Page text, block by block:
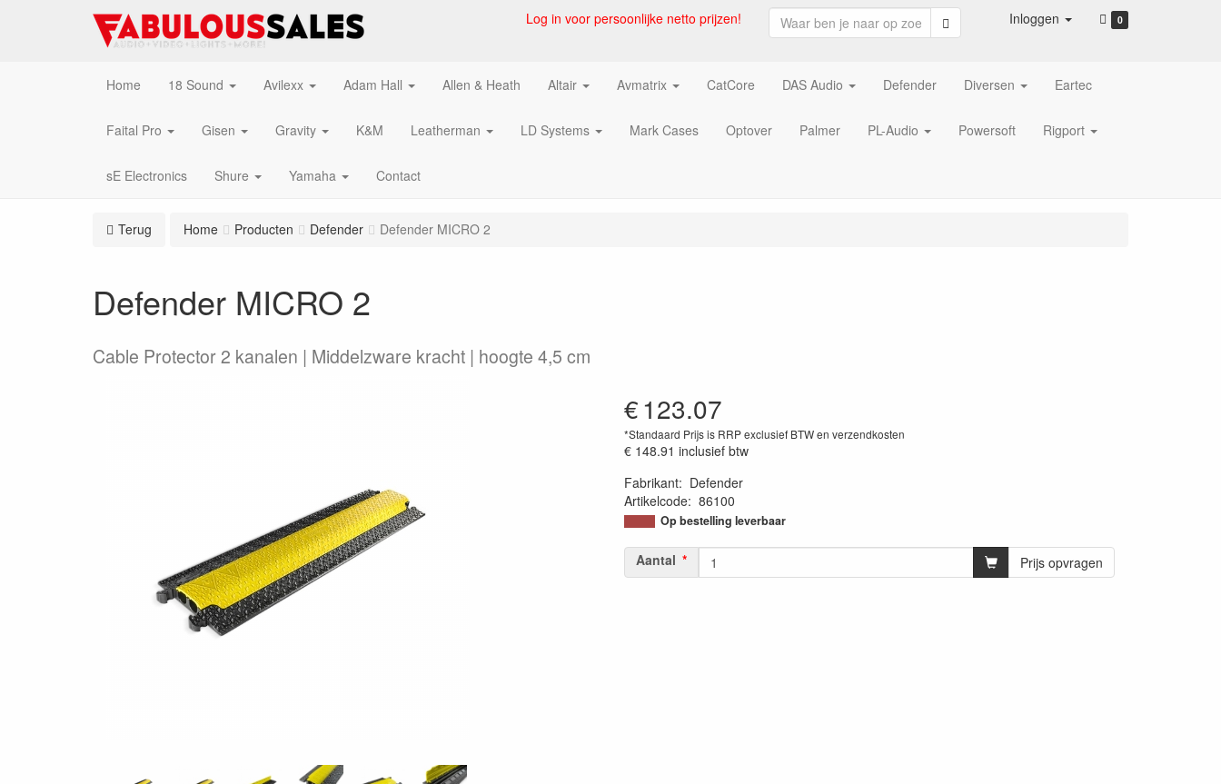
Log in voor persoonlijke netto prijzen! Inloggen 0
Home 18 Sound Avilexx Adam Hall Allen & Heath Altair Avmatrix CatCore DAS Audio Defender Diversen Eartec
Faital Pro Gisen Gravity K&M Leatherman LD Systems Mark Cases Optover Palmer PL-Audio Powersoft Rigport
sE Electronics Shure Yamaha Contact
Terug Home Producten Defender Defender MICRO 2
Defender MICRO 2
Cable Protector 2 kanalen | Middelzware kracht | hoogte 4,5 cm
€123.07
*Standaard Prijs is RRP exclusief BTW en verzendkosten
€ 148.91 inclusief btw
Fabrikant: Defender
Artikelcode: 86100
Op bestelling leverbaar
Aantal Prijs opvragen